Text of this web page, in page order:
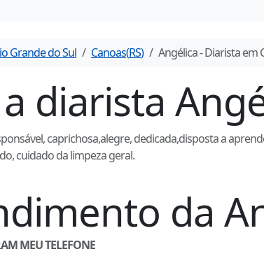
Grande do Sul Canoas(RS) Angélica- Diarista em
diarista
caprichosa,alegre, dedicada,disposta a
cuidado da limpeza geral.
da
MEU TELEFONE